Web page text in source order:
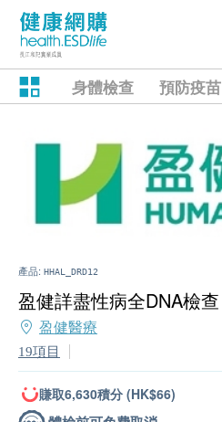
身體檢查 預防疫苗
產品: HHAL_DRD12
盈健詳盡性病全DNA檢查
盈健醫療
19項目
賺取6,630積分 (HK$66)